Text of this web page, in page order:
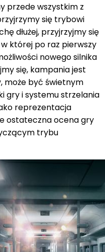
przede wszystkim z
się trybowi
dłużej, przyjrzyjmy się
której po raz pierwszy
nowego silnika
się, kampania jest
może być świetnym
gry i systemu strzelania
reprezentacja
ostateczna ocena gry
trybu